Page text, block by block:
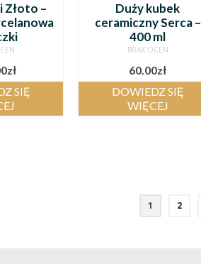
Złoto –
zł
SIĘ
Duży kubek
ceramiczny Serca –
400 ml
BRAK OCEN
60.00zł
DOWIEDZ SIĘ
WIĘCEJ
1 2